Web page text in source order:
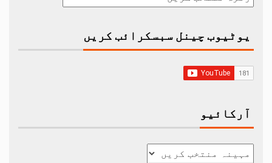
یوٹیوب چینل سبسکرائب کریں
آرکائیو